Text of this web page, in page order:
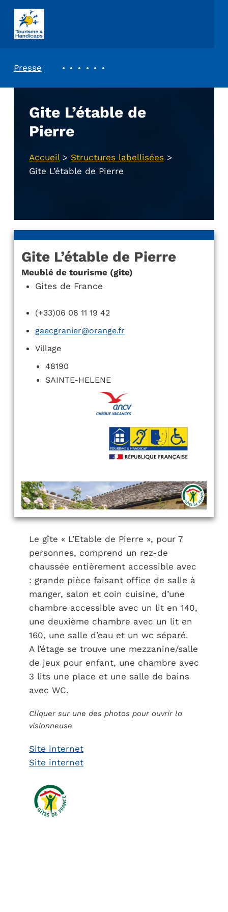
ASSOCIATION TOURISME ET HANDICAPS
Presse
Gite L’étable de
Pierre
Accueil> Structures labellisées >
Gite L’étable de Pierre
Gite L’étable de Pierre
Meublé de tourisme (gite)
Gites de France
(+33)06 08 11 19 42
gaecgranier@orange.fr
Village
48190
SAINTE-HELENE
Le gîte « L’Etable de Pierre », pour 7
personnes, comprend un rez-de
chaussée entièrement accessible avec
: grande pièce faisant office de salle à
manger, salon et coin cuisine, d’une
chambre accessible avec un lit en 140,
une deuxième chambre avec un lit en
160, une salle d’eau et un wc séparé.
A l’étage se trouve une mezzanine/salle
de jeux pour enfant, une chambre avec
3 lits une place et une salle de bains
avec WC.
Cliquer sur une des photos pour ouvrir la
visionneuse
Site internet
Site internet